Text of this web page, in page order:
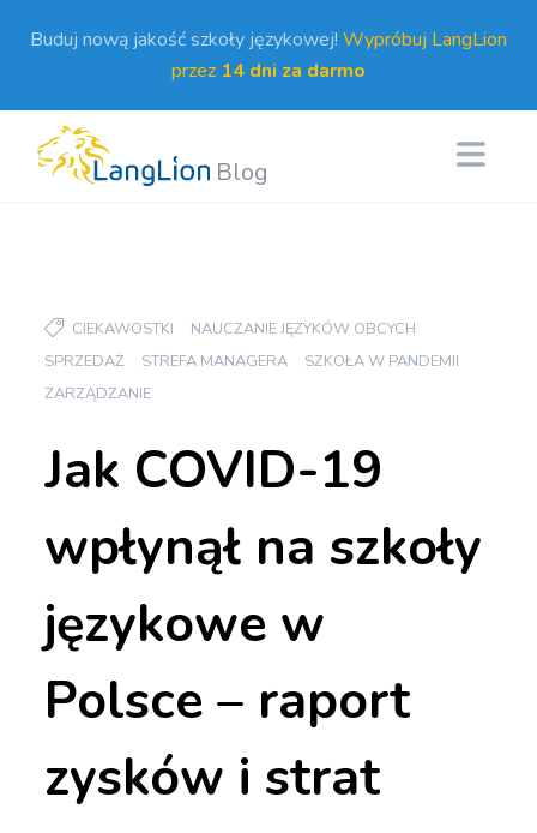
Buduj nową jakość szkoły językowej! Wypróbuj LangLion
przez 14 dni za darmo
Blog
CIEKAWOSTKI
NAUCZANIE JĘZYKÓW OBCYCH
SPRZEDAŻ
STREFA MANAGERA
SZKOŁA W PANDEMII
ZARZĄDZANIE
Jak COVID-19
wpłynął na szkoły
językowe w
Polsce – raport
zysków i strat